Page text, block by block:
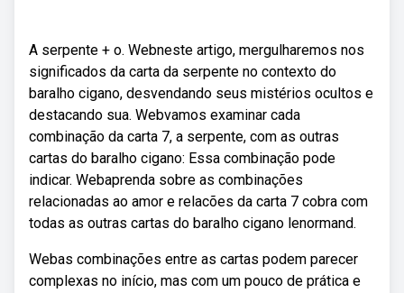
A serpente + o. Webneste artigo, mergulharemos nos
significados da carta da serpente no contexto do
baralho cigano, desvendando seus mistérios ocultos e
destacando sua. Webvamos examinar cada
combinação da carta 7, a serpente, com as outras
cartas do baralho cigano: Essa combinação pode
indicar. Webaprenda sobre as combinações
relacionadas ao amor e relacões da carta 7 cobra com
todas as outras cartas do baralho cigano lenormand.
Webas combinações entre as cartas podem parecer
complexas no início, mas com um pouco de prática e